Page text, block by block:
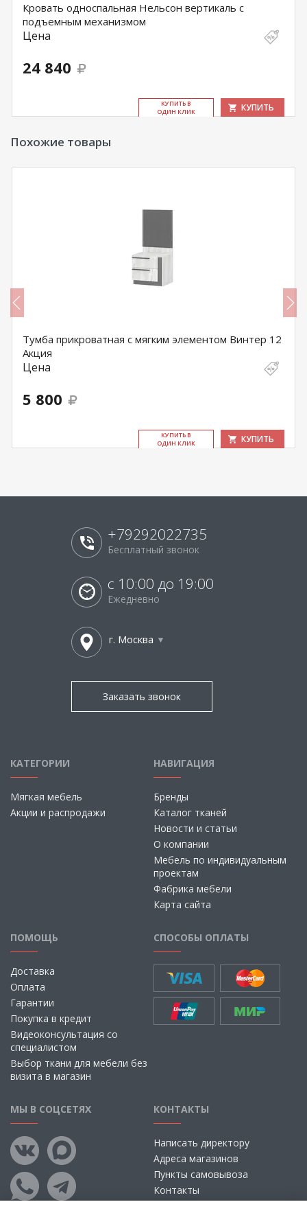
Кровать односпальная Нельсон вертикаль с
подъемным механизмом
Цена
24 840
КУ­ПИТЬ В
ОДИН КЛИК
КУПИТЬ
Похожие товары
Тумба прикроватная с мягким элементом Винтер 12
Акция
Цена
5 800
КУ­ПИТЬ В
ОДИН КЛИК
КУПИТЬ
+79292022735
Бесплатный звонок
с 10:00 до 19:00
Ежедневно
г. Москва
Заказать звонок
КАТЕГОРИИ
Мягкая мебель
Акции и распродажи
НАВИГАЦИЯ
Бренды
Каталог тканей
Новости и статьи
О компании
Мебель по индивидуальным
проектам
Фабрика мебели
Карта сайта
ПОМОЩЬ
Доставка
Оплата
Гарантии
Покупка в кредит
Видеоконсультация со
специалистом
Выбор ткани для мебели без
визита в магазин
СПОСОБЫ ОПЛАТЫ
МЫ В СОЦСЕТЯХ КОНТАКТЫ
Написать директору
Адреса магазинов
Пункты самовывоза
Контакты